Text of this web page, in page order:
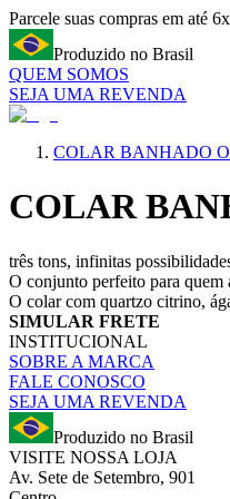
Parcele suas compras em até
Produzido no Brasil
QUEM SOMOS
SEJA UMA REVENDA
COLAR BANHADO
COLAR
três tons, infinitas
O conjunto perfeito para quem
O colar com quartzo citrino,
SIMULAR FRETE
INSTITUCIONAL
SOBRE A MARCA
FALE CONOSCO
SEJA UMA REVENDA
Produzido no Brasil
VISITE NOSSA LOJA
Av. Sete de Setembro, 901